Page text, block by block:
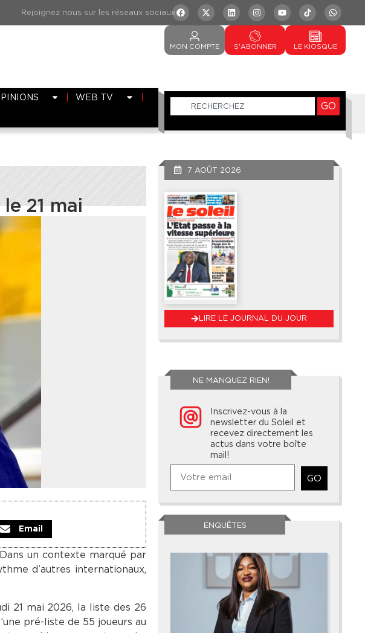
MON COMPTE S'ABONNER LE KIOSQUE
WEB TV
GO
21 mai
Email
un contexte marqué par
d’autres internationaux,
21 mai 2026, la liste des 26
pré-liste de 55 joueurs au
7 AOÛT 2026
LIRE LE JOURNAL DU JOUR
NE MANQUEZ RIEN!
Inscrivez-vous à la
newsletter du Soleil et
recevez directement les
actus dans votre boîte
mail!
GO
ENQUÊTES